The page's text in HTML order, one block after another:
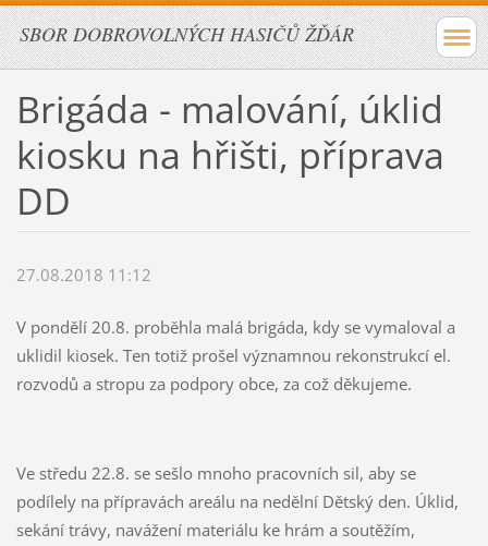
SBOR DOBROVOLNÝCH HASIČŮ ŽĎÁR
Brigáda - malování, úklid
kiosku na hřišti, příprava
DD
27.08.2018 11:12
V pondělí 20.8. proběhla malá brigáda, kdy se vymaloval a
uklidil kiosek. Ten totiž prošel významnou rekonstrukcí el.
rozvodů a stropu za podpory obce, za což děkujeme.
Ve středu 22.8. se sešlo mnoho pracovních sil, aby se
podílely na přípravách areálu na nedělní Dětský den. Úklid,
sekání trávy, navážení materiálu ke hrám a soutěžím,